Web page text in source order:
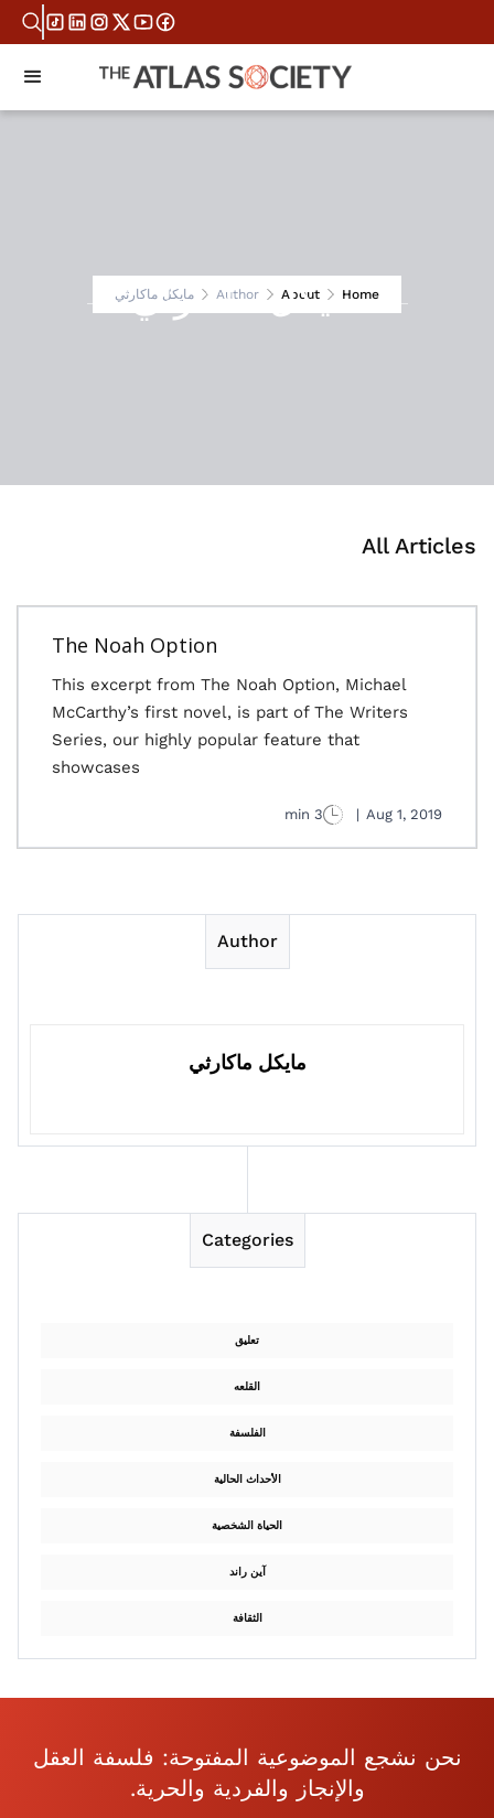
Home
About
Author مايكل ماكارثي
مايكل ماكارثي
All Articles
The Noah Option
This excerpt from The Noah Option, Michael
McCarthy’s first novel, is part of The Writers
Series, our highly popular feature that
showcases
Aug 1, 2019
|
3 min
Author
مايكل ماكارثي
Categories
تعليق
القلعه
الفلسفة
الأحداث الحالية
الحياة الشخصية
آين راند
الثقافة
نحن نشجع الموضوعية المفتوحة: فلسفة العقل
والإنجاز والفردية والحرية.